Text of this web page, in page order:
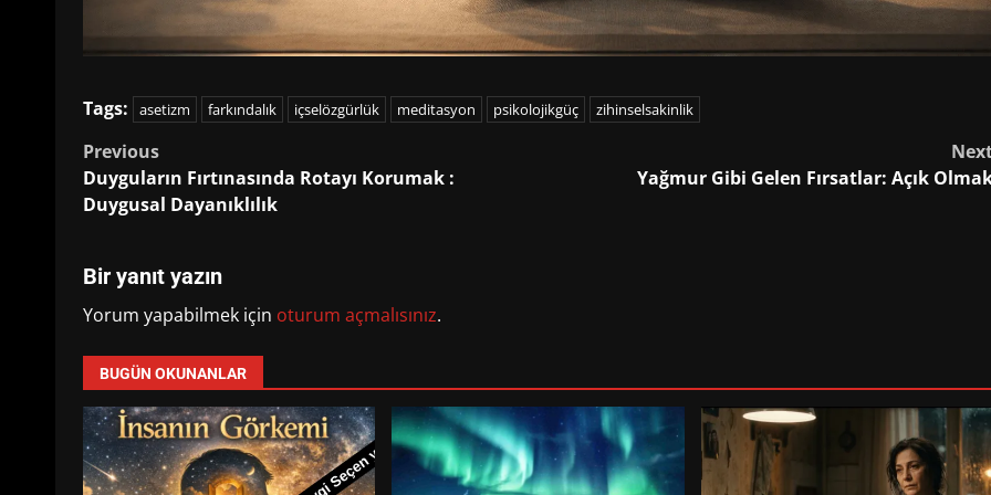
Tags: asetizm farkındalık içselözgürlük meditasyon psikolojikgüç zihinselsakinlik
Post
navigation
Previous
Duyguların Fırtınasında Rotayı Korumak :
Duygusal Dayanıklılık
Yağmur Gibi Gelen Fırsatlar: Açık
Bir yanıt yazın
Yorum yapabilmek için oturum açmalısınız.
BUGÜN OKUNANLAR